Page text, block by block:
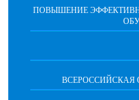
ПОВЫШЕНИЕ